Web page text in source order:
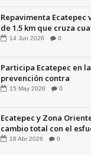
Repavimenta Ecatepec
de 1.5 km que cruza
comunidades +Video
14 Jun 2026 0
Participa Ecatepec en la
prevención contra
inundaciones en el Valle
15 May 2026 0
Ecatepec y Zona
cambio total con el
conjunto: Azucena;
18 Abr 2026 0